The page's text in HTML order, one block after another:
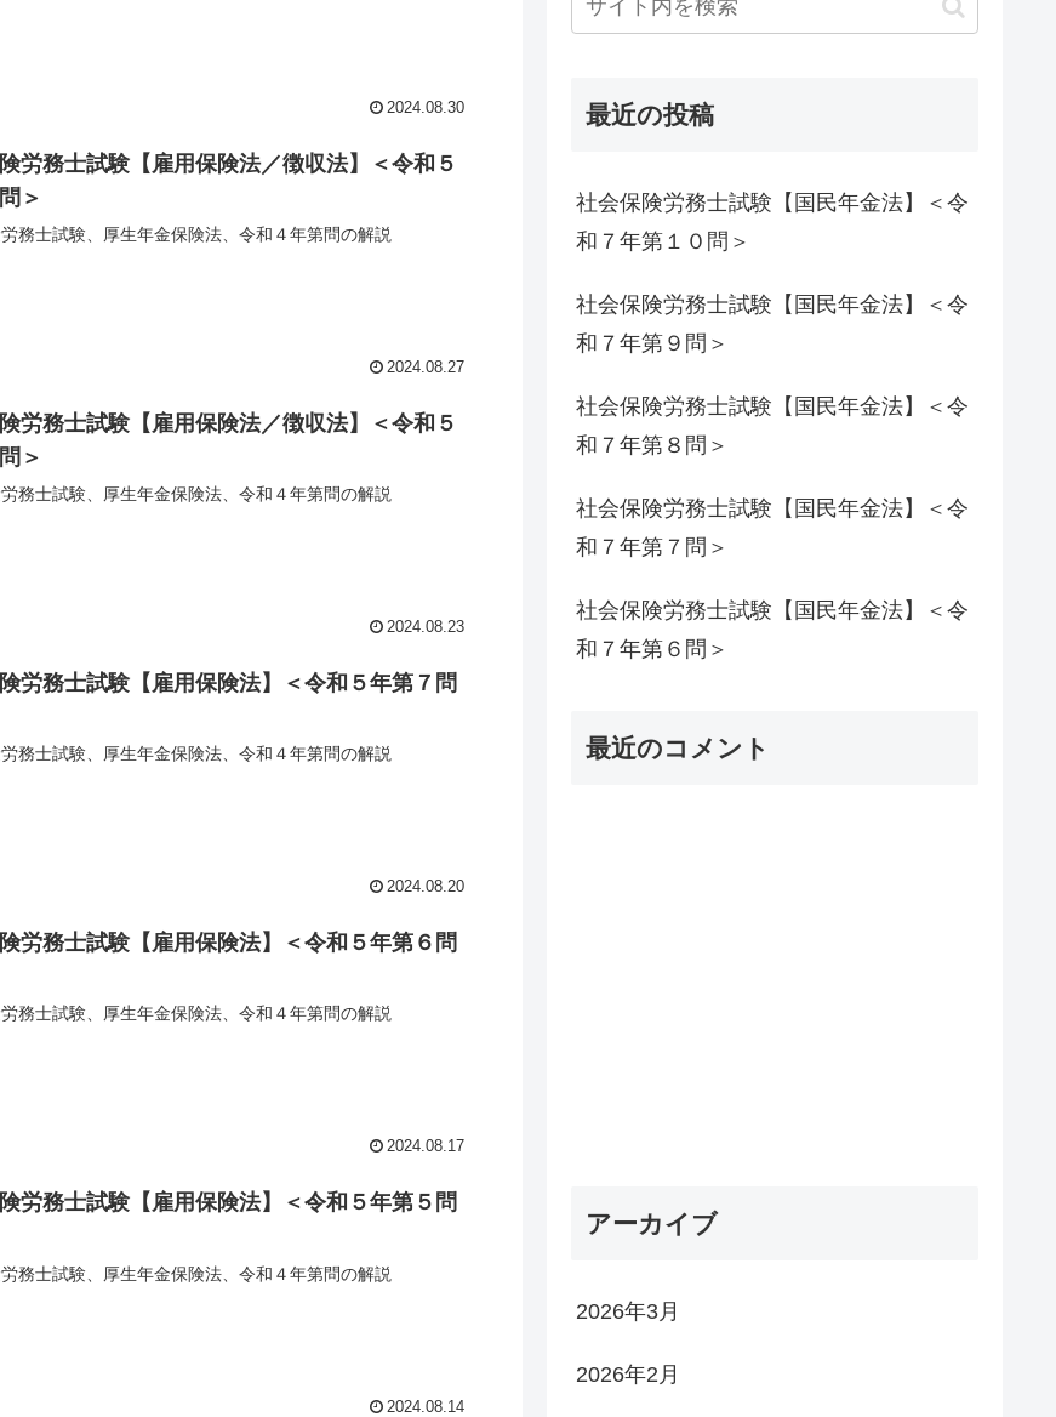
2024.08.30
労務士試験【雇用保険法／徴収法】＜令和５
＞
務士試験、厚生年金保険法、令和４年第問の解説
2024.08.27
労務士試験【雇用保険法／徴収法】＜令和５
＞
務士試験、厚生年金保険法、令和４年第問の解説
2024.08.23
労務士試験【雇用保険法】＜令和５年第７問
務士試験、厚生年金保険法、令和４年第問の解説
2024.08.20
労務士試験【雇用保険法】＜令和５年第６問
務士試験、厚生年金保険法、令和４年第問の解説
2024.08.17
労務士試験【雇用保険法】＜令和５年第５問
務士試験、厚生年金保険法、令和４年第問の解説
2024.08.14
最近の投稿
社会保険労務士試験【国民年金法】＜令
和７年第１０問＞
社会保険労務士試験【国民年金法】＜令
和７年第９問＞
社会保険労務士試験【国民年金法】＜令
和７年第８問＞
社会保険労務士試験【国民年金法】＜令
和７年第７問＞
社会保険労務士試験【国民年金法】＜令
和７年第６問＞
最近のコメント
アーカイブ
2026年3月
2026年2月